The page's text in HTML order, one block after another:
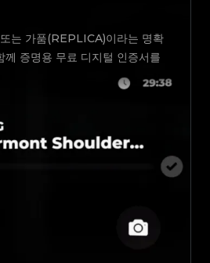
는 가품(REPLICA)이라는 명확
께 증명용 무료 디지털 인증서를